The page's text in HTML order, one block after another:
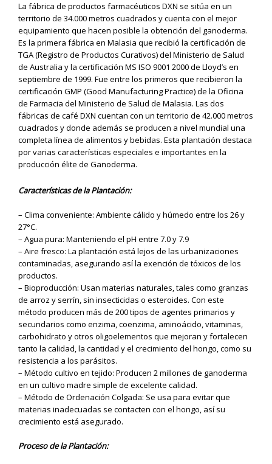
La fábrica de productos farmacéuticos DXN se sitúa en un
territorio de 34.000 metros cuadrados y cuenta con el mejor
equipamiento que hacen posible la obtención del ganoderma.
Es la primera fábrica en Malasia que recibió la certificación de
TGA (Registro de Productos Curativos) del Ministerio de Salud
de Australia y la certificación MS ISO 9001 2000 de Lloyd’s en
septiembre de 1999. Fue entre los primeros que recibieron la
certificación GMP (Good Manufacturing Practice) de la Oficina
de Farmacia del Ministerio de Salud de Malasia. Las dos
fábricas de café DXN cuentan con un territorio de 42.000 metros
cuadrados y donde además se producen a nivel mundial una
completa línea de alimentos y bebidas. Esta plantación destaca
por varias características especiales e importantes en la
producción élite de Ganoderma.
Características de la Plantación:
– Clima conveniente: Ambiente cálido y húmedo entre los 26 y
27°C.
– Agua pura: Manteniendo el pH entre 7.0 y 7.9
– Aire fresco: La plantación está lejos de las urbanizaciones
contaminadas, asegurando así la exención de tóxicos de los
productos.
– Bioproducción: Usan materias naturales, tales como granzas
de arroz y serrín, sin insecticidas o esteroides. Con este
método producen más de 200 tipos de agentes primarios y
secundarios como enzima, coenzima, aminoácido, vitaminas,
carbohidrato y otros oligoelementos que mejoran y fortalecen
tanto la calidad, la cantidad y el crecimiento del hongo, como su
resistencia a los parásitos.
– Método cultivo en tejido: Producen 2 millones de ganoderma
en un cultivo madre simple de excelente calidad.
– Método de Ordenación Colgada: Se usa para evitar que
materias inadecuadas se contacten con el hongo, así su
crecimiento está asegurado.
Proceso de la Plantación: